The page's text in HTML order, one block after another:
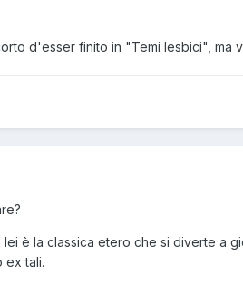
d'esser finito in "Temi lesbici", ma
è la classica etero che si diverte a
ex tali.